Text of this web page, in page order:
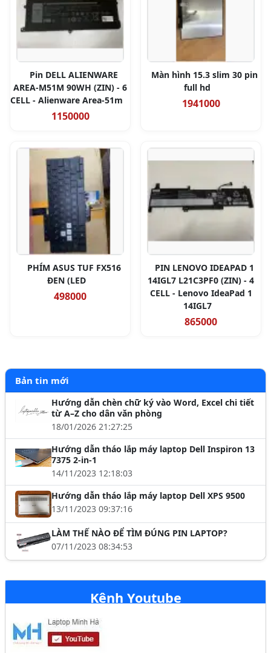
Pin DELL ALIENWARE
AREA-M51M 90WH (ZIN) - 6
CELL - Alienware Area-51m
1150000
Màn hình 15.3 slim 30 pin
full hd
1941000
PHÍM ASUS TUF FX516
ĐEN (LED
498000
PIN LENOVO IDEAPAD 1
14IGL7 L21C3PF0 (ZIN) - 4
CELL - Lenovo IdeaPad 1
14IGL7
865000
Bản tin mới
Hướng dẫn chèn chữ ký vào Word, Excel chi tiết
từ A–Z cho dân văn phòng
18/01/2026 21:27:25
Hướng dẫn tháo lắp máy laptop Dell Inspiron 13
7375 2-in-1
14/11/2023 12:18:03
Hướng dẫn tháo lắp máy laptop Dell XPS 9500
13/11/2023 09:37:16
LÀM THẾ NÀO ĐỂ TÌM ĐÚNG PIN LAPTOP?
07/11/2023 08:34:53
Kênh Youtube